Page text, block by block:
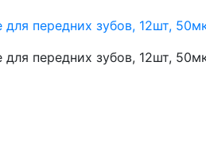
передних зубов, 12шт,
передних зубов, 12шт,